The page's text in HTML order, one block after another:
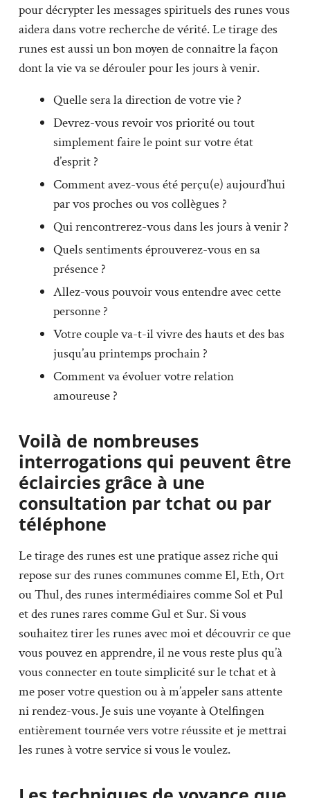
pour décrypter les messages spirituels des runes vous
aidera dans votre recherche de vérité. Le tirage des
runes est aussi un bon moyen de connaître la façon
dont la vie va se dérouler pour les jours à venir.
Quelle sera la direction de votre vie ?
Devrez-vous revoir vos priorité ou tout
simplement faire le point sur votre état
d’esprit ?
Comment avez-vous été perçu(e) aujourd’hui
par vos proches ou vos collègues ?
Qui rencontrerez-vous dans les jours à venir ?
Quels sentiments éprouverez-vous en sa
présence ?
Allez-vous pouvoir vous entendre avec cette
personne ?
Votre couple va-t-il vivre des hauts et des bas
jusqu’au printemps prochain ?
Comment va évoluer votre relation
amoureuse ?
Voilà de nombreuses
interrogations qui peuvent être
éclaircies grâce à une
consultation par tchat ou par
téléphone
Le tirage des runes est une pratique assez riche qui
repose sur des runes communes comme El, Eth, Ort
ou Thul, des runes intermédiaires comme Sol et Pul
et des runes rares comme Gul et Sur. Si vous
souhaitez tirer les runes avec moi et découvrir ce que
vous pouvez en apprendre, il ne vous reste plus qu’à
vous connecter en toute simplicité sur le tchat et à
me poser votre question ou à m’appeler sans attente
ni rendez-vous. Je suis une voyante à Otelfingen
entièrement tournée vers votre réussite et je mettrai
les runes à votre service si vous le voulez.